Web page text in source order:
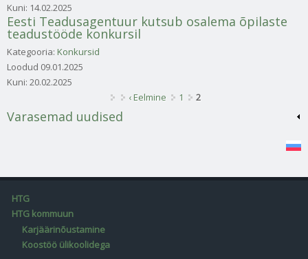
Kuni: 14.02.2025
Eesti Teadusagentuur kutsub osalema õpilaste
teadustööde konkursil
Kategooria: Konkursid
Loodud 09.01.2025
Kuni: 20.02.2025
‹ Eelmine 1 2
Varasemad uudised
HTG
HTG kommuun
Karjäärinõustamine
Koostöö ülikoolidega